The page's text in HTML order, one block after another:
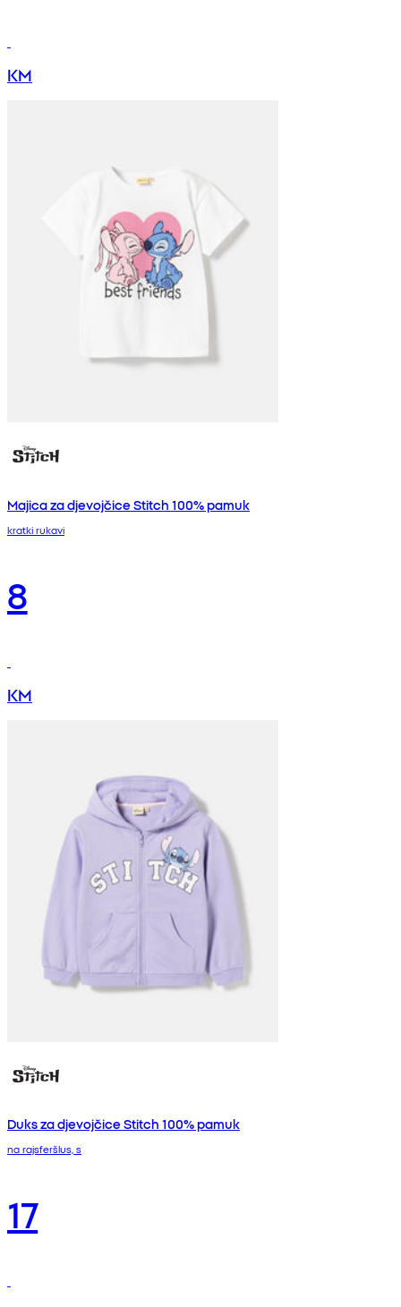
KM
Majica za djevojčice Stitch 100% pamuk
kratki rukavi
8
KM
Duks za djevojčice Stitch 100% pamuk
na rajsferšlus, s
17